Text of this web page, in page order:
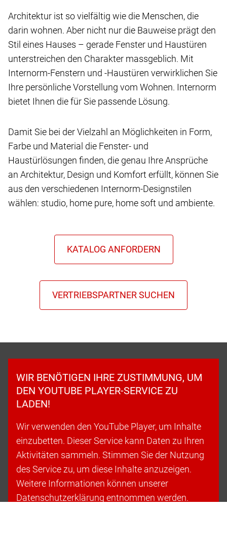
Architektur ist so vielfältig wie die Menschen, die
darin wohnen. Aber nicht nur die Bauweise prägt den
Stil eines Hauses – gerade Fenster und Haustüren
unterstreichen den Charakter massgeblich. Mit
Internorm-Fenstern und -Haustüren verwirklichen Sie
Ihre persönliche Vorstellung vom Wohnen. Internorm
bietet Ihnen die für Sie passende Lösung.
Damit Sie bei der Vielzahl an Möglichkeiten in Form,
Farbe und Material die Fenster- und
Haustürlösungen finden, die genau Ihre Ansprüche
an Architektur, Design und Komfort erfüllt, können Sie
aus den verschiedenen Internorm-Designstilen
wählen: studio, home pure, home soft und ambiente.
WIR BENÖTIGEN IHRE ZUSTIMMUNG, UM
DEN YOUTUBE PLAYER-SERVICE ZU
LADEN!
Wir verwenden den YouTube Player, um Inhalte
einzubetten. Dieser Service kann Daten zu Ihren
Aktivitäten sammeln. Stimmen Sie der Nutzung
des Service zu, um diese Inhalte anzuzeigen.
Weitere Informationen können unserer
Datenschutzerklärung entnommen werden.